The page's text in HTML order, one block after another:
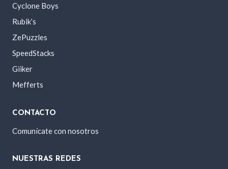
Cyclone Boys
Rubik’s
ZePuzzles
SpeedStacks
Giiker
Mefferts
CONTACTO
Comunícate con nosotros
NUESTRAS REDES